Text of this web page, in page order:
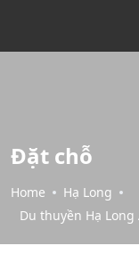
Đặt chỗ
Home
Hạ Long
Du thuyền Hạ